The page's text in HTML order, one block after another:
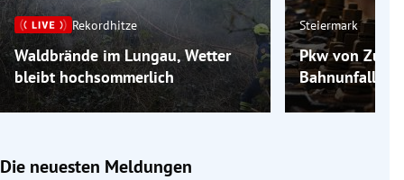
Rekordhitze
Waldbrände im Lungau, Wetter
bleibt hochsommerlich
Steiermark
Pkw von Zug
Bahnunfall
Die neuesten Meldungen